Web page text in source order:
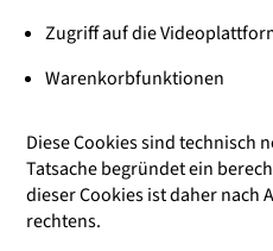
Zugriff auf die
Warenkorbfunktionen
Diese Cookies sind technisch
Tatsache begründet ein
dieser Cookies ist daher nach
rechtens.